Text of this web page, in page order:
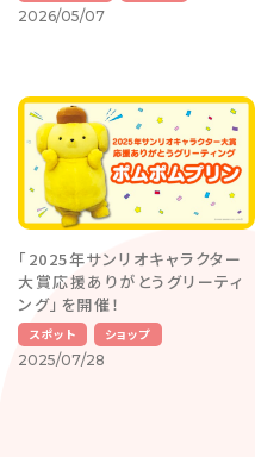
2026/05/07
「2025年サンリオキャラクター
大賞応援ありがとうグリーティ
ング」を開催！
スポット
ショップ
2025/07/28